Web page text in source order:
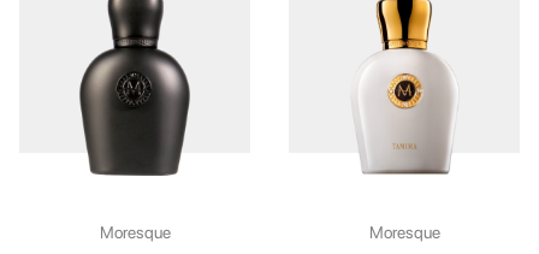
Moresque
Moresque